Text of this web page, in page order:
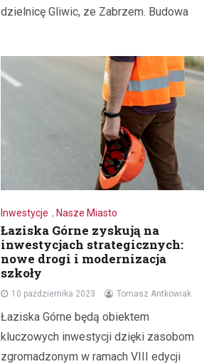
dzielnicę Gliwic, ze Zabrzem. Budowa
Inwestycje , Nasze Miasto
Łaziska Górne zyskują na
inwestycjach strategicznych:
nowe drogi i modernizacja
szkoły
10 października 2023 Tomasz Antkowiak
Łaziska Górne będą obiektem
kluczowych inwestycji dzięki zasobom
zgromadzonym w ramach VIII edycji